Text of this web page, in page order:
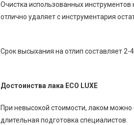
Очистка использованных
отлично удаляет с инструментария
Срок высыхания на отлип составляет 2-
Достоинства лака ECO LUXE
При невысокой стоимости, лаком
длительная подготовка специалистов.